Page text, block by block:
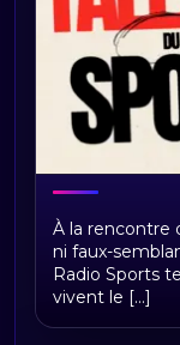
Les
À la rencontre
ni faux-
Radio Sports
vivent le [...]